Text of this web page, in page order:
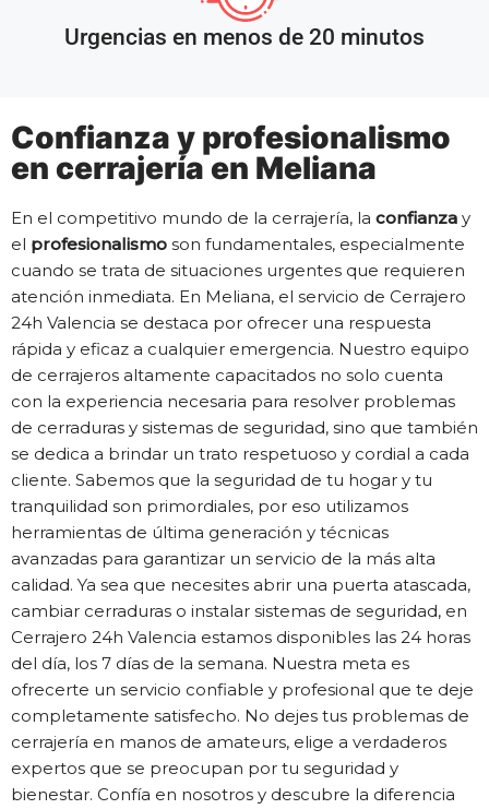
Urgencias en menos de 20 minutos
Confianza y profesionalismo
en cerrajería en Meliana
En el competitivo mundo de la cerrajería, la confianza y
el profesionalismo son fundamentales, especialmente
cuando se trata de situaciones urgentes que requieren
atención inmediata. En Meliana, el servicio de Cerrajero
24h Valencia se destaca por ofrecer una respuesta
rápida y eficaz a cualquier emergencia. Nuestro equipo
de cerrajeros altamente capacitados no solo cuenta
con la experiencia necesaria para resolver problemas
de cerraduras y sistemas de seguridad, sino que también
se dedica a brindar un trato respetuoso y cordial a cada
cliente. Sabemos que la seguridad de tu hogar y tu
tranquilidad son primordiales, por eso utilizamos
herramientas de última generación y técnicas
avanzadas para garantizar un servicio de la más alta
calidad. Ya sea que necesites abrir una puerta atascada,
cambiar cerraduras o instalar sistemas de seguridad, en
Cerrajero 24h Valencia estamos disponibles las 24 horas
del día, los 7 días de la semana. Nuestra meta es
ofrecerte un servicio confiable y profesional que te deje
completamente satisfecho. No dejes tus problemas de
cerrajería en manos de amateurs, elige a verdaderos
expertos que se preocupan por tu seguridad y
bienestar. Confía en nosotros y descubre la diferencia